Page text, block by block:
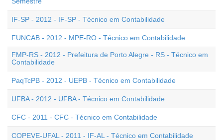
IF-SP - 2012 - IF-SP - Técnico em Contabilidade
FUNCAB - 2012 - MPE-RO - Técnico em Contabilidade
FMP-RS - 2012 - Prefeitura de Porto Alegre - RS - Técnico em
Contabilidade
PaqTcPB - 2012 - UEPB - Técnico em Contabilidade
UFBA - 2012 - UFBA - Técnico em Contabilidade
CFC - 2011 - CFC - Técnico em Contabilidade
COPEVE-UFAL - 2011 - IF-AL - Técnico em Contabilidade